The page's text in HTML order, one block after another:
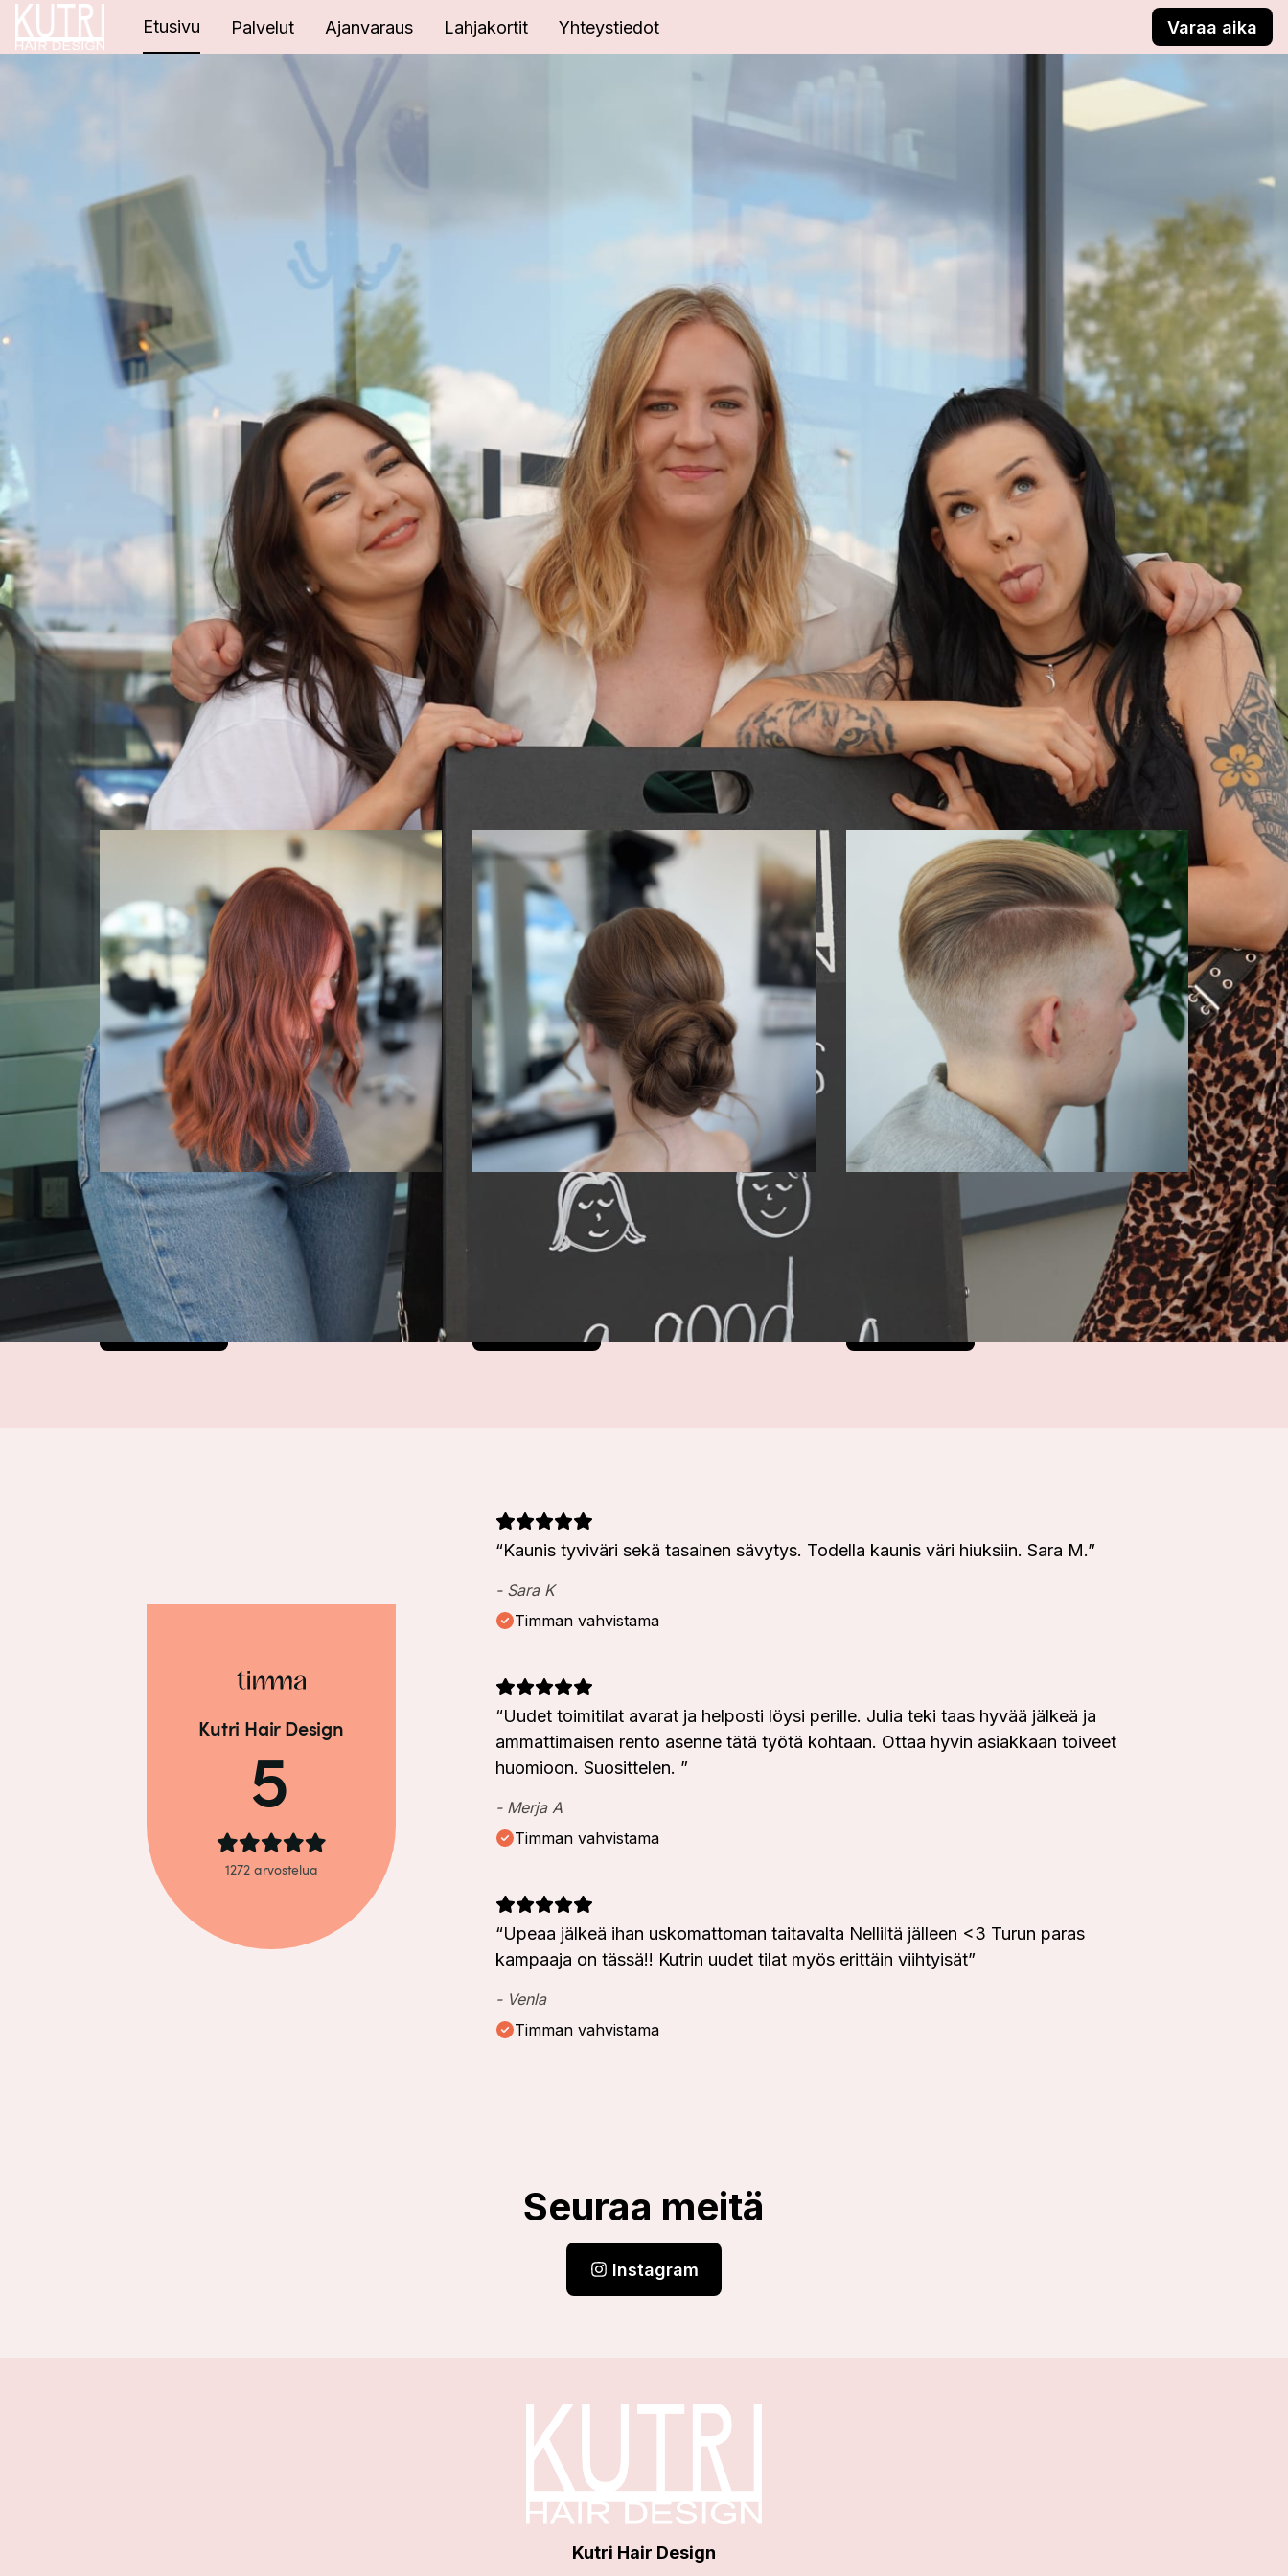
Etusivu Palvelut Ajanvaraus Lahjakortit Yhteystiedot Varaa aika
PALVELUA TÄYDELLÄ
SYDÄMELLÄ!
Tervetuloa meille! Anna meidän piristää päivääsi
ammattitaitoisella palvelulla, rennolla ja iloisella
tunnelmalla, valoisassa ja modernissa liikkeessämme.
Palvelut
Värjäykset
Sukella hiusvärien maailmaan monipuolisen
palveluvalikoimamme kautta.
Varaa nyt
Monivärit/raidat
Sukella kampausten maailmaan
monipuolisen palveluvalikoimamme kautta.
Leikkaukset
Sukella hiustyylien maailmaan
monipuolisen palveluvalikoimamme kautta.
Varaa nyt
“Kaunis tyviväri sekä tasainen sävytys. Todella kaunis väri hiuksiin. Sara M.”
- Sara K
Timman vahvistama
“Uudet toimitilat avarat ja helposti löysi perille. Julia teki taas hyvää jälkeä ja
ammattimaisen rento asenne tätä työtä kohtaan. Ottaa hyvin asiakkaan toiveet
huomioon. Suosittelen. ”
- Merja A
Timman vahvistama
“Upeaa jälkeä ihan uskomattoman taitavalta Nelliltä jälleen <3 Turun paras
kampaaja on tässä!! Kutrin uudet tilat myös erittäin viihtyisät”
- Venla
Timman vahvistama
Seuraa meitä
Instagram
Kutri Hair Design